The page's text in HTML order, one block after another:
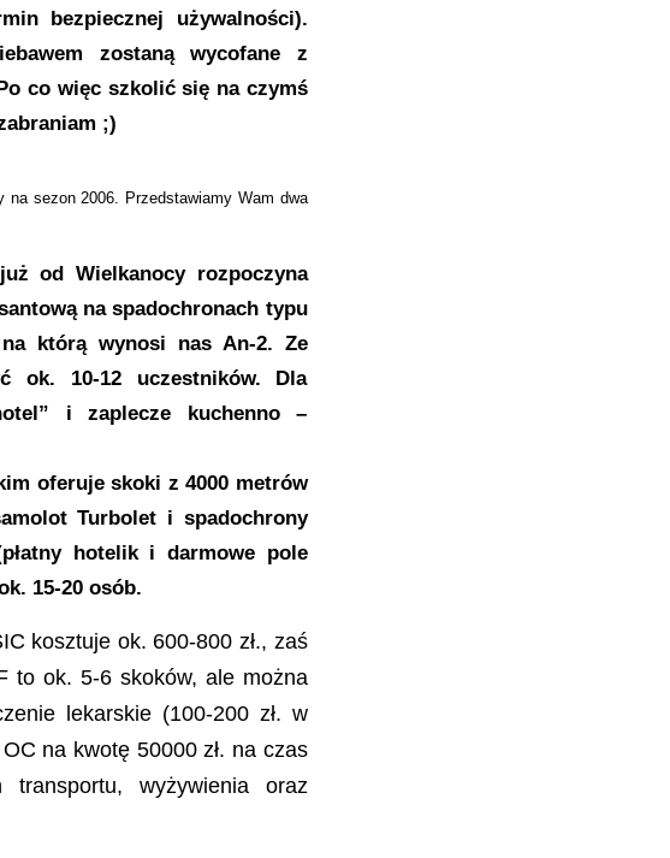
bezpiecznej używalności).
zostaną wycofane z
co więc szkolić się na czymś
;)
na sezon 2006. Przedstawiamy Wam dwa
od Wielkanocy rozpoczyna
na spadochronach typu
którą wynosi nas An-2. Ze
ok. 10-12 uczestników. Dla
i zaplecze kuchenno –
oferuje skoki z 4000 metrów
Turbolet i spadochrony
hotelik i darmowe pole
15-20 osób.
kosztuje ok. 600-800 zł., zaś
to ok. 5-6 skoków, ale można
lekarskie (100-200 zł. w
na kwotę 50000 zł. na czas
wyżywienia oraz